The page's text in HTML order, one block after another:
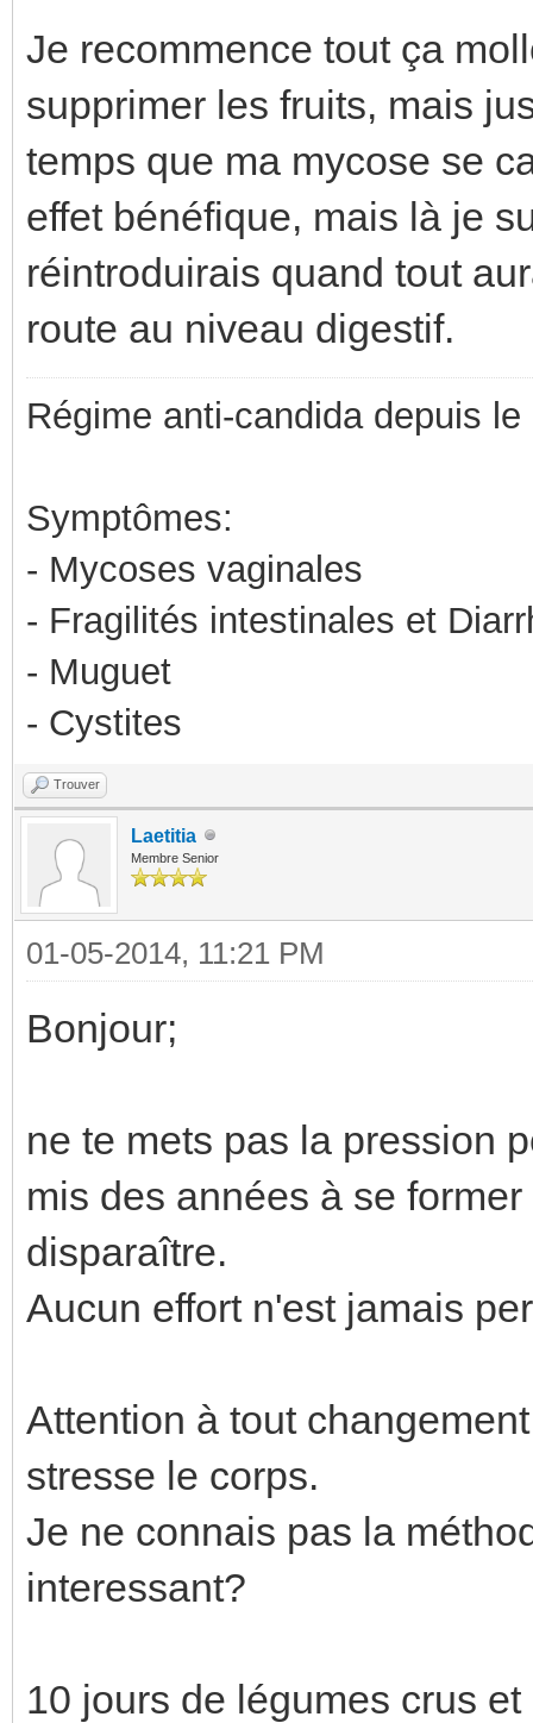
Je recommence tout ça
supprimer les fruits, mais
temps que ma mycose se
effet bénéfique, mais là je
réintroduirais quand tout
route au niveau digestif.
Régime anti-candida depuis
Symptômes:
- Mycoses vaginales
- Fragilités intestinales et
- Muguet
- Cystites
Trouver
Laetitia
Membre Senior
01-05-2014, 11:21 PM
Bonjour;
ne te mets pas la pression
mis des années à se
disparaître.
Aucun effort n'est jamais
Attention à tout
stresse le corps.
Je ne connais pas la
interessant?
10 jours de légumes crus